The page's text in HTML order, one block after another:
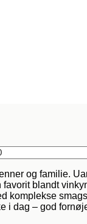
og familie.
blandt
komplekse
i dag – god